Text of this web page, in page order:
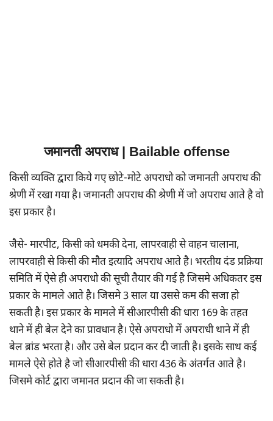
जमानती अपराध | Bailable offense
किसी व्यक्ति द्वारा किये गए छोटे-मोटे अपराधो को जमानती अपराध की
श्रेणी में रखा गया है। जमानती अपराध की श्रेणी में जो अपराध आते है वो
इस प्रकार है।
जैसे- मारपीट, किसी को धमकी देना, लापरवाही से वाहन चालाना,
लापरवाही से किसी की मौत इत्यादि अपराध आते है। भरतीय दंड प्रक्रिया
समिति में ऐसे ही अपराधो की सूची तैयार की गई है जिसमे अधिकतर इस
प्रकार के मामले आते है। जिसमे 3 साल या उससे कम की सजा हो
सकती है। इस प्रकार के मामले में सीआरपीसी की धारा 169 के तहत
थाने में ही बेल देने का प्रावधान है। ऐसे अपराधो में अपराधी थाने में ही
बेल ब्रांड भरता है। और उसे बेल प्रदान कर दी जाती है। इसके साथ कई
मामले ऐसे होते है जो सीआरपीसी की धारा 436 के अंतर्गत आते है।
जिसमे कोर्ट द्वारा जमानत प्रदान की जा सकती है।